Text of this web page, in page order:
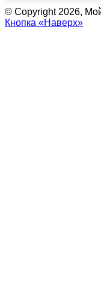
© Copyright 2026,
Кнопка «Наверх»